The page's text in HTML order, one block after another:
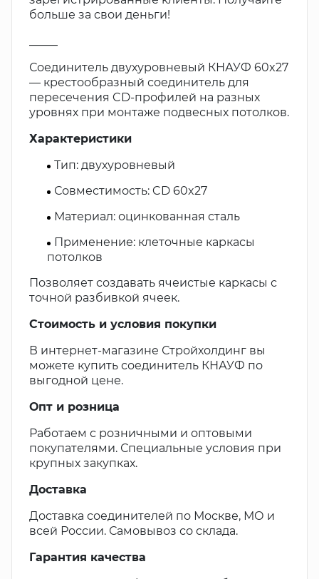
больше за свои деньги!
Соединитель двухуровневый КНАУФ 60x27
— крестообразный соединитель для
пересечения CD-профилей на разных
уровнях при монтаже подвесных потолков.
Характеристики
Тип: двухуровневый
Совместимость: CD 60x27
Материал: оцинкованная сталь
Применение: клеточные каркасы
потолков
Позволяет создавать ячеистые каркасы с
точной разбивкой ячеек.
Стоимость и условия покупки
В интернет-магазине Стройхолдинг вы
можете купить соединитель КНАУФ по
выгодной цене.
Опт и розница
Работаем с розничными и оптовыми
покупателями. Специальные условия при
крупных закупках.
Доставка
Доставка соединителей по Москве, МО и
всей России. Самовывоз со склада.
Гарантия качества